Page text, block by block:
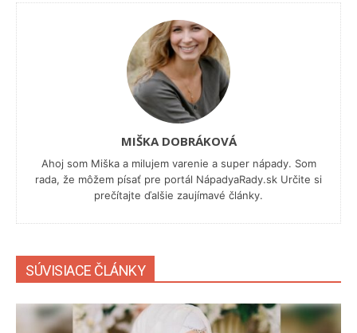
MIŠKA DOBRÁKOVÁ
Ahoj som Miška a milujem varenie a super nápady. Som
rada, že môžem písať pre portál NápadyaRady.sk Určite si
prečítajte ďalšie zaujímavé články.
SÚVISIACE ČLÁNKY